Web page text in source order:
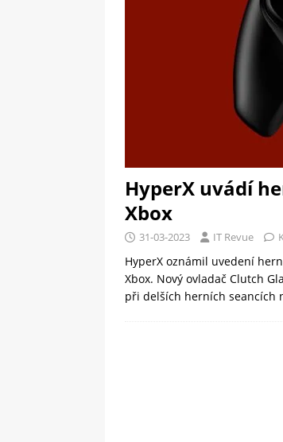
HyperX uvádí
Xbox
31-03-2023 IT Revue
HyperX oznámil uvedení
Xbox. Nový ovladač Clutch
při delších herních seancích